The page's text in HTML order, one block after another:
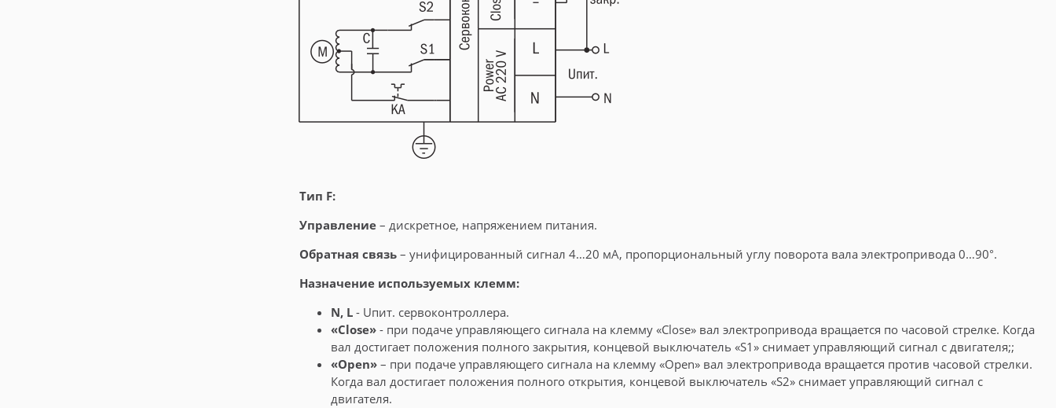
Тип F:
Управление – дискретное, напряжением питания.
Обратная связь – унифицированный сигнал 4…20 мА, пропорциональный углу поворота вала электропривода 0…90°.
Назначение используемых клемм:
N, L - Uпит. сервоконтроллера.
«Close» - при подаче управляющего сигнала на клемму «Close» вал электропривода вращается по часовой стрелке. Когда
вал достигает положения полного закрытия, концевой выключатель «S1» снимает управляющий сигнал с двигателя;;
«Open» – при подаче управляющего сигнала на клемму «Open» вал электропривода вращается против часовой стрелки.
Когда вал достигает положения полного открытия, концевой выключатель «S2» снимает управляющий сигнал с
двигателя.